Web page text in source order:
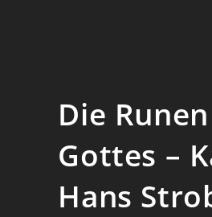
Die Runen
Gottes –
Hans